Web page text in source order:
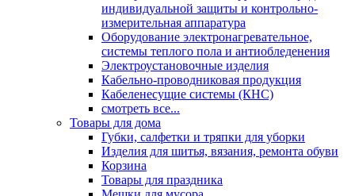
индивидуальной защиты и контрольно-
измерительная аппаратура
Оборудование электронагревательное,
системы теплого пола и антиобледенения
Электроустановочные изделия
Кабельно-проводниковая продукция
Кабеленесущие системы (КНС)
смотреть все...
Товары для дома
Губки, салфетки и тряпки для уборки
Изделия для шитья, вязания, ремонта обуви
Корзина
Товары для праздника